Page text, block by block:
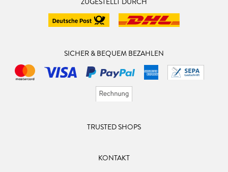
SICHER & BEQUEM BEZAHLEN
TRUSTED SHOPS
KONTAKT